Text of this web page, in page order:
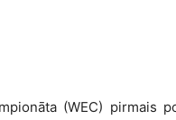
(WEC) pirmais